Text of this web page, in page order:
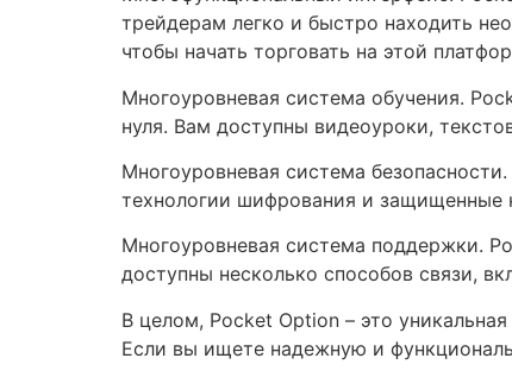
трейдерам легко и быстро находить
чтобы начать торговать на этой
Многоуровневая система обучения.
нуля. Вам доступны видеоуроки,
Многоуровневая система
технологии шифрования и защищенные
Многоуровневая система поддержки.
доступны несколько способов связи,
В целом, Pocket Option – это
Если вы ищете надежную и